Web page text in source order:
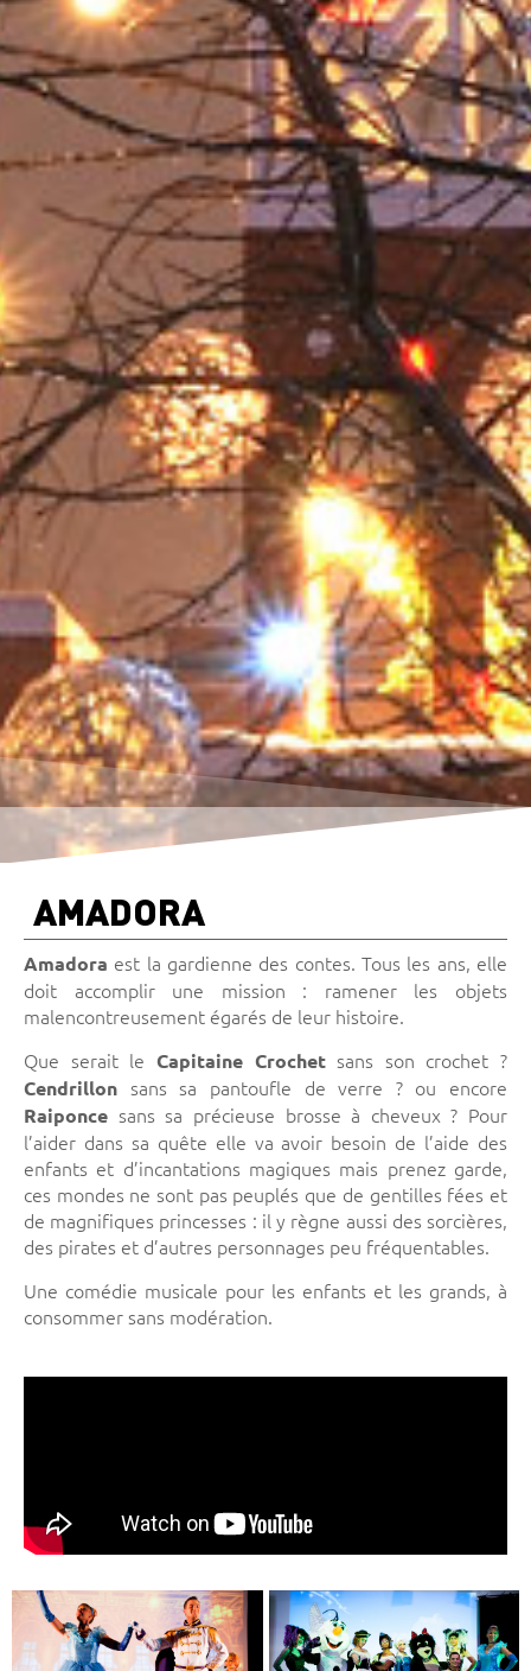
AMADORA
Amadora est la gardienne des contes. Tous les ans, elle
doit accomplir une mission : ramener les objets
malencontreusement égarés de leur histoire.
Que serait le Capitaine Crochetsans son crochet ?
Cendrillon sans sa pantoufle de verre ? ou encore
Raiponce sans sa précieuse brosse à cheveux ? Pour
l’aider dans sa quête elle va avoir besoin de l’aide des
enfants et d’incantations magiques mais prenez garde,
ces mondes ne sont pas peuplés que de gentilles fées et
de magnifiques princesses : il y règne aussi des sorcières,
des pirates et d’autres personnages peu fréquentables.
Une comédie musicale pour les enfants et les grands, à
consommer sans modération.